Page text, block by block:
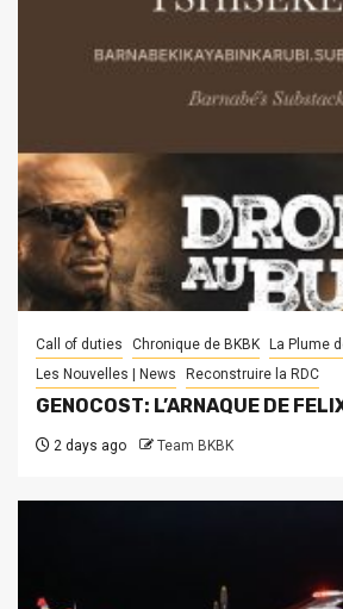
Call of duties Chronique de BKBK
La Plume
Les Nouvelles | News
Reconstruire la RDC
GENOCOST: L’ARNAQUE DE
2 days ago Team BKBK